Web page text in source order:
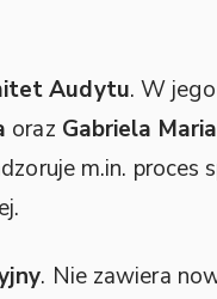
Audytu. W
oraz Gabriela
m.in. proces
. Nie zawiera